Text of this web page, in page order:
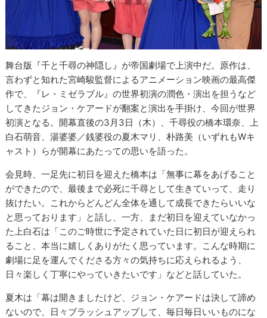
舞台版『千と千尋の神隠し』が帝国劇場で上演中だ。原作は、
言わずと知れた宮崎駿監督によるアニメーション映画の最高傑
作で、『レ・ミゼラブル』の世界初演の潤色・演出を担うなど
してきたジョン・ケアードが翻案と演出を手掛け、今回が世界
初演となる。開幕直後の3月3日（木）、千尋役の橋本環奈、上
白石萌音、湯婆婆／銭婆役の夏木マリ、朴路美（いずれもWキ
ャスト）らが開幕にあたっての思いを語った。
会見時、一足先に初日を迎えた橋本は「無事に幕をあげること
ができたので、最後まで必死に千尋として生きていって、走り
抜けたい。これからどんどん全体を通して成長できたらいいな
と思っております」と話し、一方、まだ初日を迎えていなかっ
た上白石は「このご時世に予定されていた日に初日が迎えられ
ること、本当に嬉しくありがたく思っています。こんな時期に
劇場に足を運んでくださる方々の気持ちに応えられるよう、
日々楽しく丁寧にやっていきたいです」などと話していた。
夏木は「幕は開きましたけど、ジョン・ケアードは決して諦め
ないので、日々ブラッシュアップして、毎日毎日いいものにな